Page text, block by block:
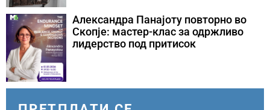
Александра Панајоту повторно во
Скопје: мастер-клас за одржливо
лидерство под притисок